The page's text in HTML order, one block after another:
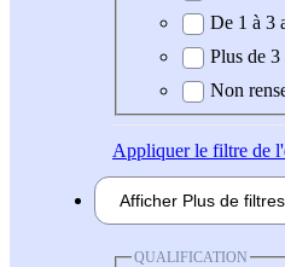
De 1 à 3
Plus de 3
Non
Appliquerle filtre de
Afficher Plus de filtres
QUALIFICATION